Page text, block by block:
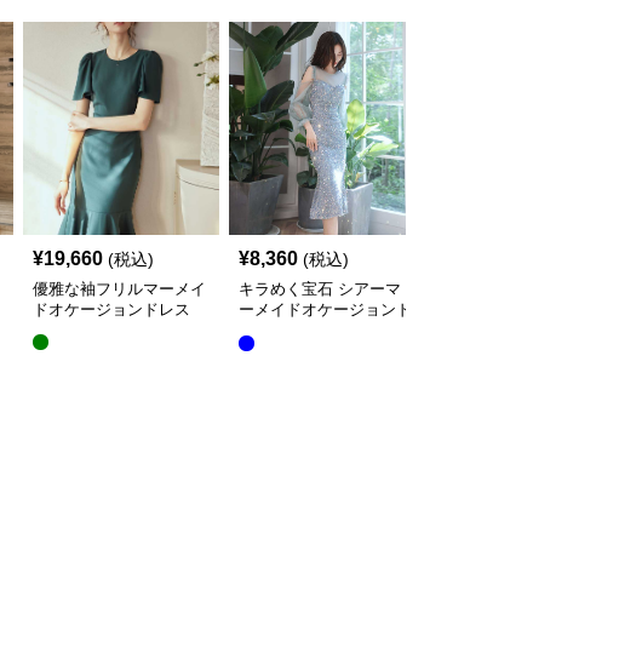
¥19,660 (税込)
優雅な袖フリルマーメイ
ドオケージョンドレス
¥8,360 (税込)
キラめく宝石 シアーマ
ーメイドオケージョンド